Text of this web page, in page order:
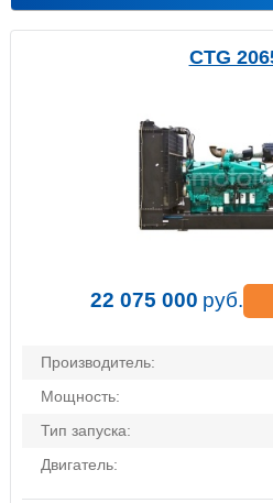
CTG
22 075 000 руб.
Производитель:
Мощность:
Тип запуска:
Двигатель: